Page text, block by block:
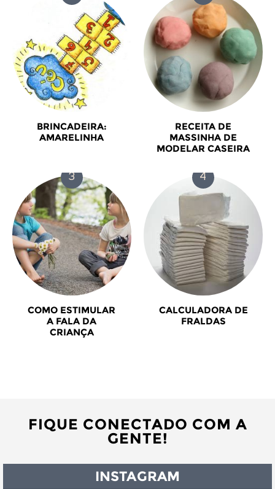
BRINCADEIRA:
AMARELINHA
RECEITA DE
MASSINHA DE
MODELAR CASEIRA
COMO ESTIMULAR
A FALA DA
CRIANÇA
CALCULADORA DE
FRALDAS
FIQUE CONECTADO COM A
GENTE!
INSTAGRAM